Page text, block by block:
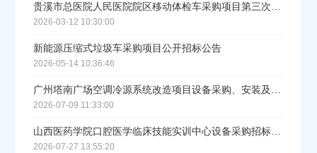
贵溪市总医院人民医院院区移动体检车采购项目第三次招标公告
2026-03-12 10:30:00
新能源压缩式垃圾车采购项目公开招标公告
2026-05-14 10:36:46
广州塔南广场空调冷源系统改造项目设备采购、安装及相关服务招标公告
2026-07-09 11:33:00
山西医药学院口腔医学临床技能实训中心设备采购招标公告
2026-07-27 13:55:20